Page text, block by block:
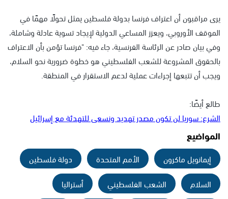
يرى مراقبون أن اعتراف فرنسا بدولة فلسطين يمثل تحولًا مهمًا في
الموقف الأوروبي، ويعزز المساعي الدولية لإيجاد تسوية عادلة وشاملة،
وفي بيان صادر عن الرئاسة الفرنسية، جاء فيه: "فرنسا تؤمن بأن الاعتراف
بالحقوق المشروعة للشعب الفلسطيني هو خطوة ضرورية نحو السلام،
ويجب أن تتبعها إجراءات عملية لدعم الاستقرار في المنطقة.
طالع أيضًا:
الشرع: سوريا لن تكون مصدر تهديد ونسعى للتهدئة مع إسرائيل
المواضيع
إيمانويل ماكرون الأمم المتحدة
دولة فلسطين
السلام
الشعب الفلسطيني
أستراليا